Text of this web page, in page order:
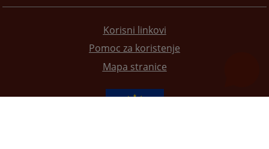
Korisni linkovi
Pomoc za koristenje
Mapa stranice